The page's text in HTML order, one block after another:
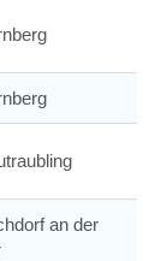
an der